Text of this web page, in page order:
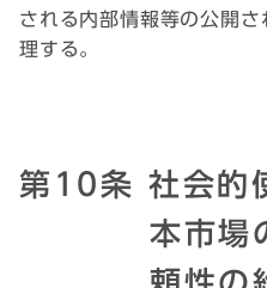
される内部情報等の公開
理する。
第10条 社会的
本市場